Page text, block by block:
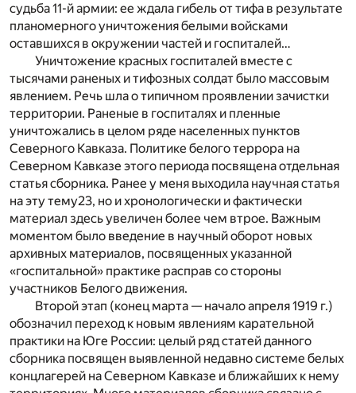
судьба 11-й армии: ее ждала гибель от тифа в результате
планомерного уничтожения белыми войсками
оставшихся в окружении частей и госпиталей…
Уничтожение красных госпиталей вместе с
тысячами раненых и тифозных солдат было массовым
явлением. Речь шла о типичном проявлении зачистки
территории. Раненые в госпиталях и пленные
уничтожались в целом ряде населенных пунктов
Северного Кавказа. Политике белого террора на
Северном Кавказе этого периода посвящена отдельная
статья сборника. Ранее у меня выходила научная статья
на эту тему23, но и хронологически и фактически
материал здесь увеличен более чем втрое. Важным
моментом было введение в научный оборот новых
архивных материалов, посвященных указанной
«госпитальной» практике расправ со стороны
участников Белого движения.
Второй этап (конец марта — начало апреля 1919 г.)
обозначил переход к новым явлениям карательной
практики на Юге России: целый ряд статей данного
сборника посвящен выявленной недавно системе белых
конц­лагерей на Северном Кавказе и ближайших к нему